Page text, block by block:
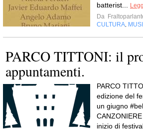
batterist...
Da
CULTURA
PARCO TITTONI: il
appuntamenti.
PARCO
edizione del
un giugno
inizio di